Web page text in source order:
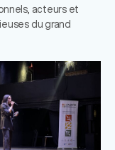
acteurs et
du grand